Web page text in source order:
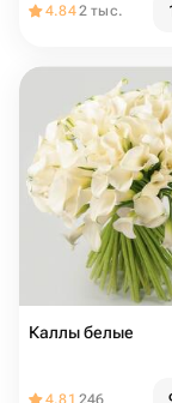
4.842 тыс.
Каллы белые
4.81 246